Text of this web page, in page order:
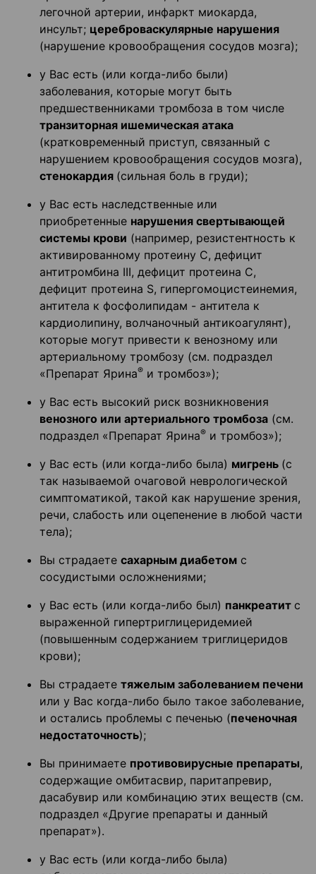
легочной артерии, инфаркт миокарда,
инсульт; цереброваскулярные нарушения
(нарушение кровообращения сосудов мозга);
у Вас есть (или когда-либо были)
заболевания, которые могут быть
предшественниками тромбоза в том числе
транзиторная ишемическая атака
(кратковременный приступ, связанный с
нарушением кровообращения сосудов мозга),
стенокардия (сильная боль в груди);
у Вас есть наследственные или
приобретенные нарушения свертывающей
системы крови (например, резистентность к
активированному протеину С, дефицит
антитромбина III, дефицит протеина С,
дефицит протеина S, гипергомоцистеинемия,
антитела к фосфолипидам - антитела к
кардиолипину, волчаночный антикоагулянт),
которые могут привести к венозному или
артериальному тромбозу (см. подраздел
«Препарат Ярина® и тромбоз»);
у Вас есть высокий риск возникновения
венозного или артериального тромбоза (см.
подраздел «Препарат Ярина® и тромбоз»);
у Вас есть (или когда-либо была) мигрень (с
так называемой очаговой неврологической
симптоматикой, такой как нарушение зрения,
речи, слабость или оцепенение в любой части
тела);
Вы страдаете сахарным диабетом с
сосудистыми осложнениями;
у Вас есть (или когда-либо был) панкреатит с
выраженной гипертриглицеридемией
(повышенным содержанием триглицеридов
крови);
Вы страдаете тяжелым заболеванием печени
или у Вас когда-либо было такое заболевание,
и остались проблемы с печенью (печеночная
недостаточность);
Вы принимаете противовирусные препараты,
содержащие омбитасвир, паритапревир,
дасабувир или комбинацию этих веществ (см.
подраздел «Другие препараты и данный
препарат»).
у Вас есть (или когда-либо была)